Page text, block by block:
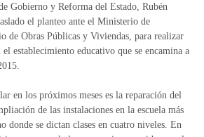
Gobierno y Reforma del Estado, Rubén
el planteo ante el Ministerio de
de Obras Públicas y Viviendas, para realizar
establecimiento educativo que se encamina a
en los próximos meses es la reparación del
de las instalaciones en la escuela más
donde se dictan clases en cuatro niveles. En